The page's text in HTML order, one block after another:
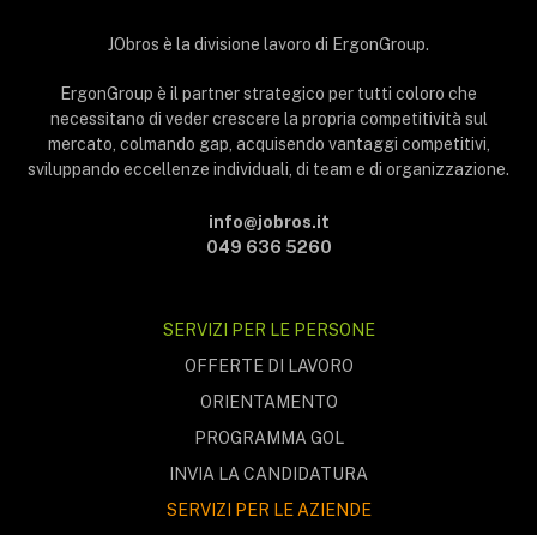
JObros è la divisione lavoro di ErgonGroup.
ErgonGroup è il partner strategico per tutti coloro che
necessitano di veder crescere la propria competitività sul
mercato, colmando gap, acquisendo vantaggi competitivi,
sviluppando eccellenze individuali, di team e di organizzazione.
info@jobros.it
049 636 5260
SERVIZI PER LE PERSONE
OFFERTE DI LAVORO
ORIENTAMENTO
PROGRAMMA GOL
INVIA LA CANDIDATURA
SERVIZI PER LE AZIENDE